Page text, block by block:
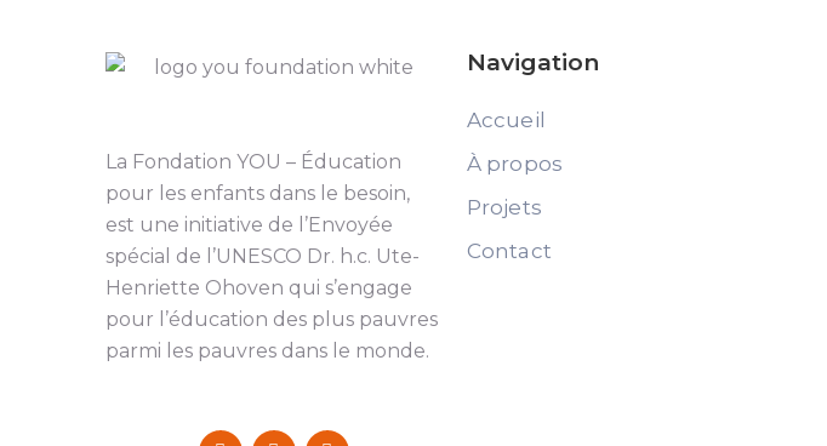
La Fondation YOU – Éducation
pour les enfants dans le besoin,
est une initiative de l’Envoyée
spécial de l’UNESCO Dr. h.c. Ute-
Henriette Ohoven qui s’engage
pour l’éducation des plus pauvres
parmi les pauvres dans le monde.
Navigation
Accueil
À propos
Projets
Contact